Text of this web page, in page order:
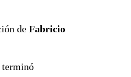
de Fabricio
terminó